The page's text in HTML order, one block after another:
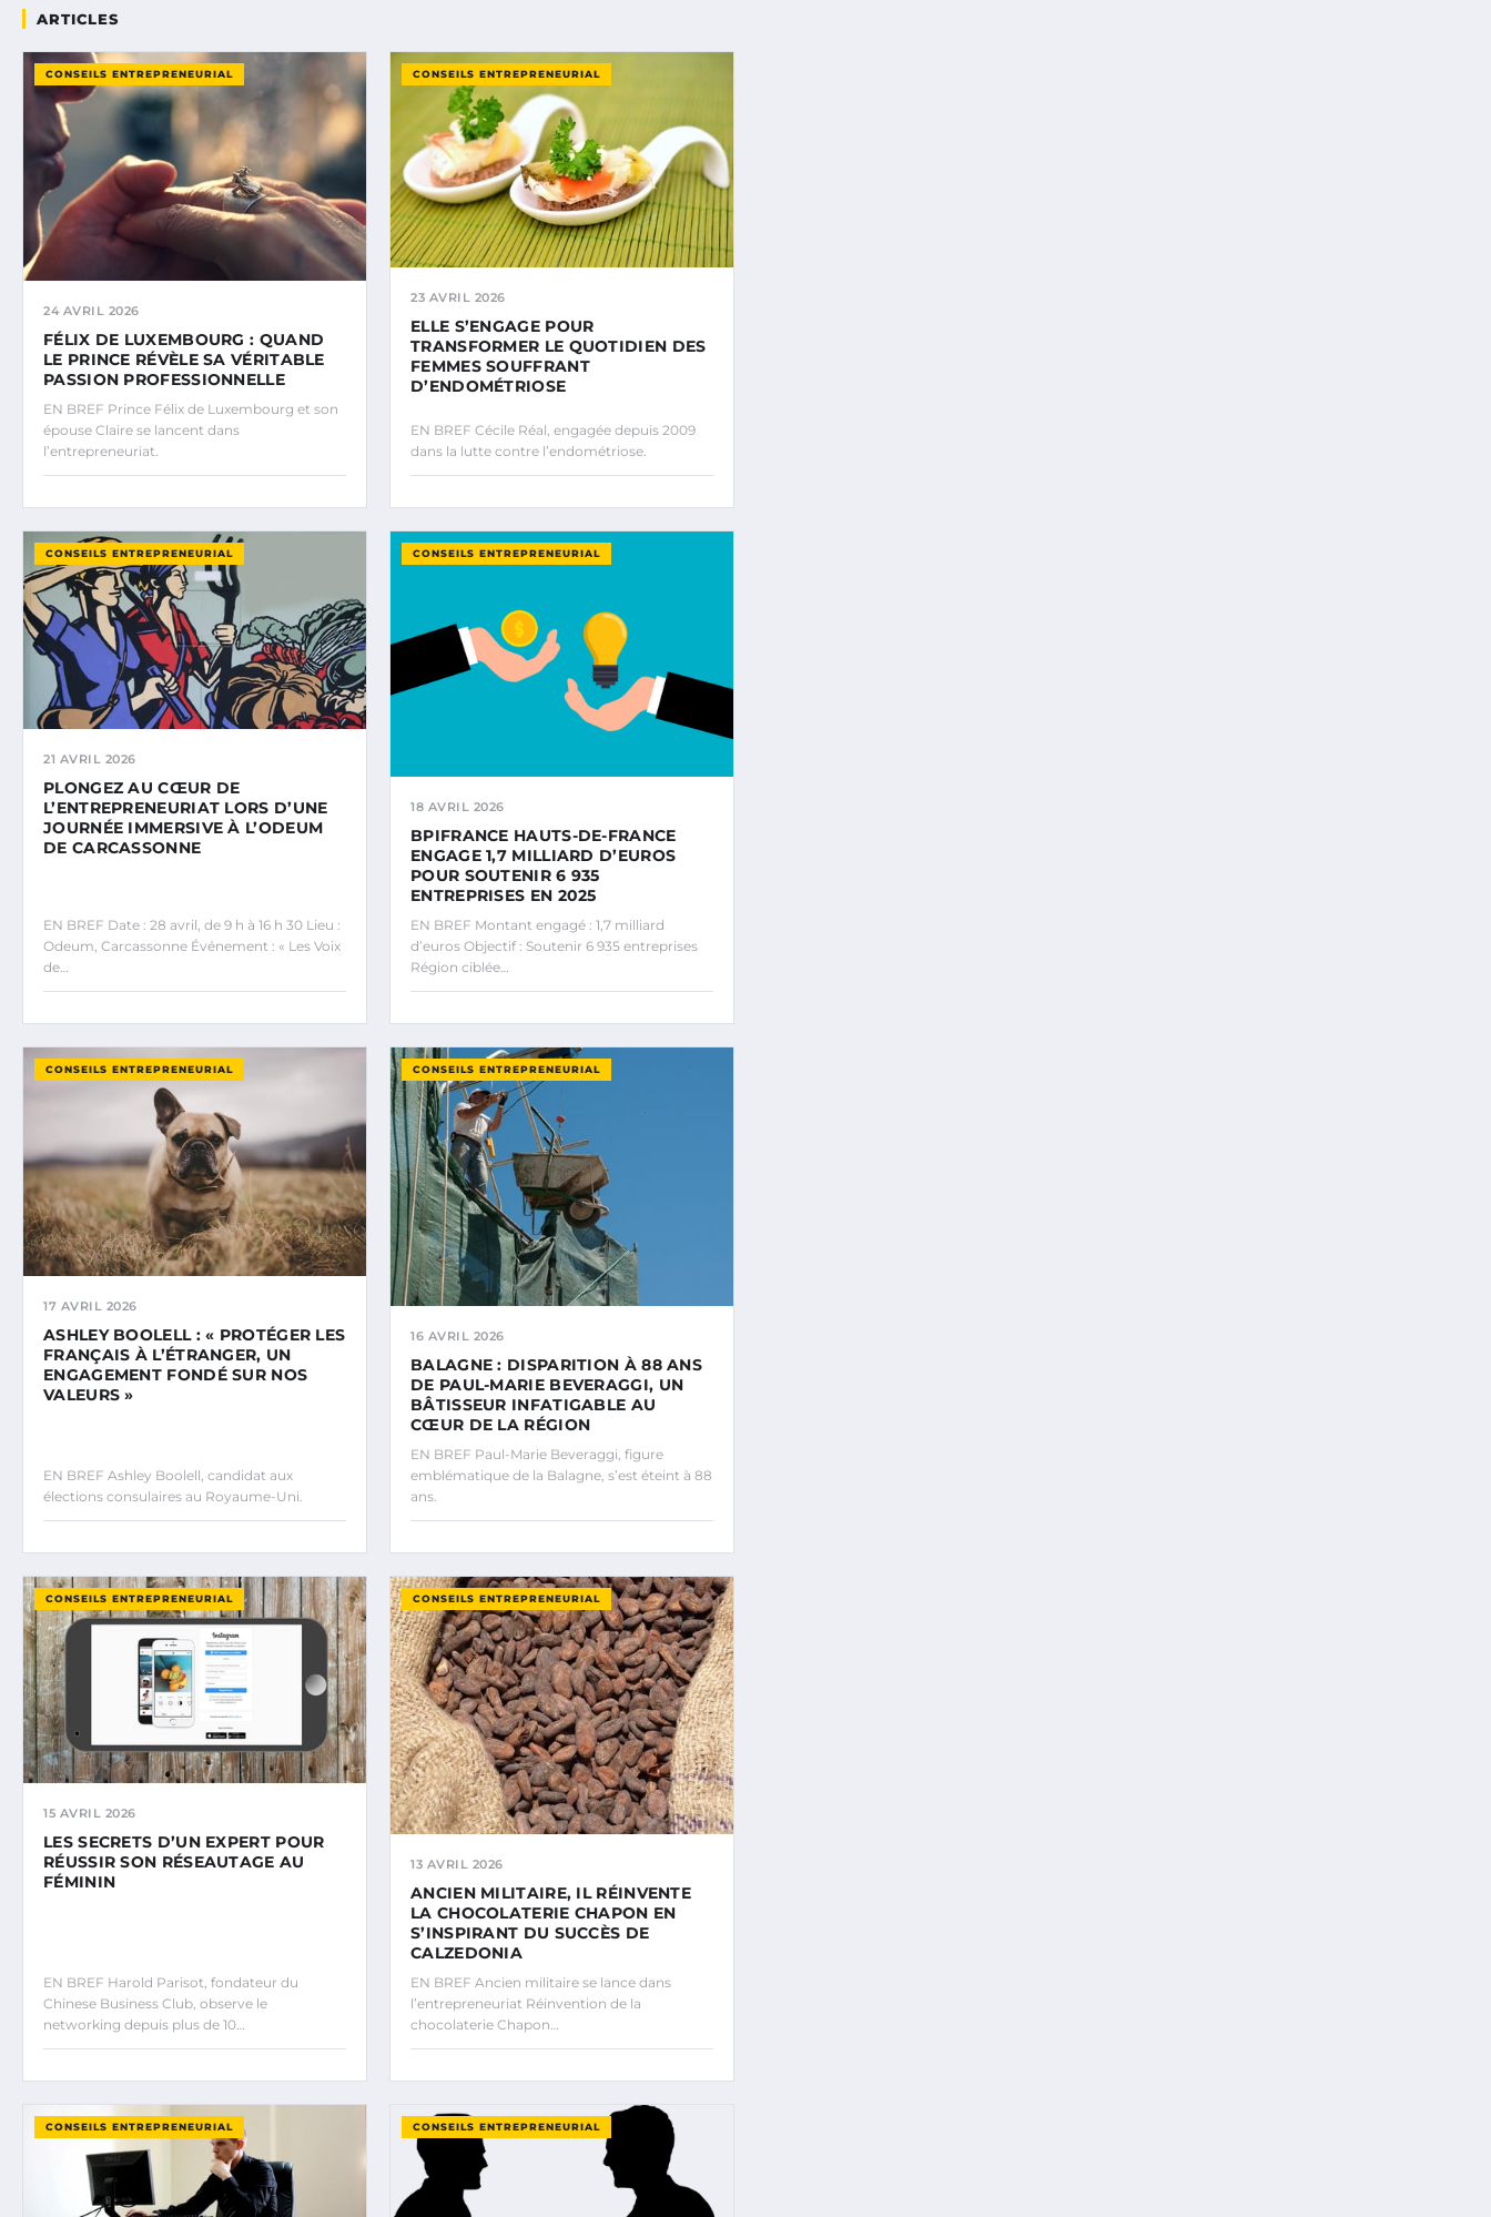
ARTICLES
CONSEILS ENTREPRENEURIAL
24 AVRIL 2026
FÉLIX DE LUXEMBOURG : QUAND
LE PRINCE RÉVÈLE SA VÉRITABLE
PASSION PROFESSIONNELLE
EN BREF Prince Félix de Luxembourg et son
épouse Claire se lancent dans
l’entrepreneuriat.
CONSEILS ENTREPRENEURIAL
23 AVRIL 2026
ELLE S’ENGAGE POUR
TRANSFORMER LE QUOTIDIEN DES
FEMMES SOUFFRANT
D’ENDOMÉTRIOSE
EN BREF Cécile Réal, engagée depuis 2009
dans la lutte contre l’endométriose.
CONSEILS ENTREPRENEURIAL
21 AVRIL 2026
PLONGEZ AU CŒUR DE
L’ENTREPRENEURIAT LORS D’UNE
JOURNÉE IMMERSIVE À L’ODEUM
DE CARCASSONNE
EN BREF Date : 28 avril, de 9 h à 16 h 30 Lieu :
Odeum, Carcassonne Événement : « Les Voix
de…
CONSEILS ENTREPRENEURIAL
18 AVRIL 2026
BPIFRANCE HAUTS-DE-FRANCE
ENGAGE 1,7 MILLIARD D’EUROS
POUR SOUTENIR 6 935
ENTREPRISES EN 2025
EN BREF Montant engagé : 1,7 milliard
d’euros Objectif : Soutenir 6 935 entreprises
Région ciblée…
CONSEILS ENTREPRENEURIAL
17 AVRIL 2026
ASHLEY BOOLELL : « PROTÉGER LES
FRANÇAIS À L’ÉTRANGER, UN
ENGAGEMENT FONDÉ SUR NOS
VALEURS »
EN BREF Ashley Boolell, candidat aux
élections consulaires au Royaume-Uni.
CONSEILS ENTREPRENEURIAL
16 AVRIL 2026
BALAGNE : DISPARITION À 88 ANS
DE PAUL-MARIE BEVERAGGI, UN
BÂTISSEUR INFATIGABLE AU
CŒUR DE LA RÉGION
EN BREF Paul-Marie Beveraggi, figure
emblématique de la Balagne, s’est éteint à 88
ans.
CONSEILS ENTREPRENEURIAL
15 AVRIL 2026
LES SECRETS D’UN EXPERT POUR
RÉUSSIR SON RÉSEAUTAGE AU
FÉMININ
EN BREF Harold Parisot, fondateur du
Chinese Business Club, observe le
networking depuis plus de 10…
CONSEILS ENTREPRENEURIAL
13 AVRIL 2026
ANCIEN MILITAIRE, IL RÉINVENTE
LA CHOCOLATERIE CHAPON EN
S’INSPIRANT DU SUCCÈS DE
CALZEDONIA
EN BREF Ancien militaire se lance dans
l’entrepreneuriat Réinvention de la
chocolaterie Chapon…
CONSEILS ENTREPRENEURIAL CONSEILS ENTREPRENEURIAL